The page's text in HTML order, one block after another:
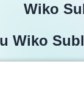
Wiko
Wiko